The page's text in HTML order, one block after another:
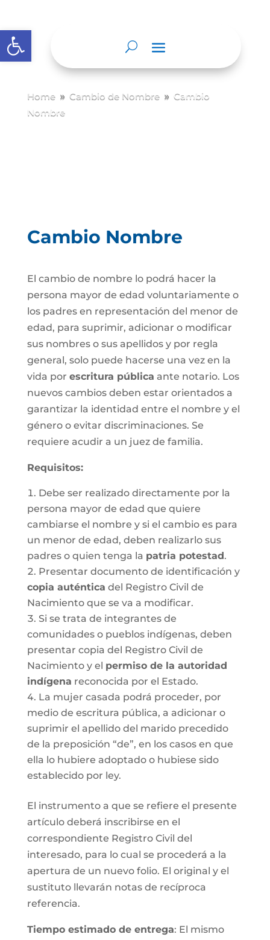
Abrir barra de herramientas
Home 9 Cambio de Nombre 9 Cambio
Nombre
Cambio Nombre
El cambio de nombre lo podrá hacer la
persona mayor de edad voluntariamente o
los padres en representación del menor de
edad, para suprimir, adicionar o modificar
sus nombres o sus apellidos y por regla
general, solo puede hacerse una vez en la
vida por escritura pública ante notario. Los
nuevos cambios deben estar orientados a
garantizar la identidad entre el nombre y el
género o evitar discriminaciones. Se
requiere acudir a un juez de familia.
Requisitos:
Debe ser realizado directamente por la
persona mayor de edad que quiere
cambiarse el nombre y si el cambio es para
un menor de edad, deben realizarlo sus
padres o quien tenga la patria potestad.
Presentar documento de identificación y
copia auténtica del Registro Civil de
Nacimiento que se va a modificar.
Si se trata de integrantes de
comunidades o pueblos indígenas, deben
presentar copia del Registro Civil de
Nacimiento y el permiso de la autoridad
indígena reconocida por el Estado.
La mujer casada podrá proceder, por
medio de escritura pública, a adicionar o
suprimir el apellido del marido precedido
de la preposición “de”, en los casos en que
ella lo hubiere adoptado o hubiese sido
establecido por ley.
El instrumento a que se refiere el presente
artículo deberá inscribirse en el
correspondiente Registro Civil del
interesado, para lo cual se procederá a la
apertura de un nuevo folio. El original y el
sustituto llevarán notas de recíproca
referencia.
Tiempo estimado de entrega: El mismo